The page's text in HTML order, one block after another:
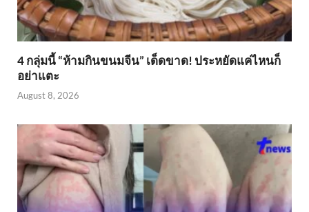
4 กลุ่มนี้ “ห้ามกินขนมจีน” เด็ดขาด! ประหยัดแค่ไหนก็
อย่าแตะ
August 8, 2026